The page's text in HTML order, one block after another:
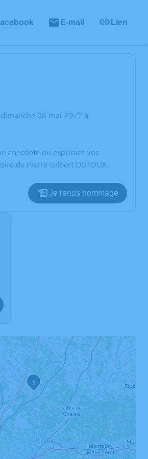
E-mail Lien
08 mai 2022 à
anecdote ou exprimer vos
de Pierre Gilbert DUTOUR.
Je rends hommage
1